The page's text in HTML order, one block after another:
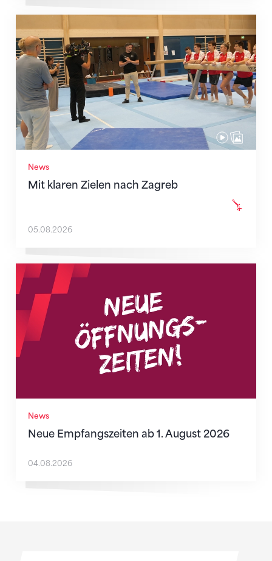
News
Mit klaren Zielen nach Zagreb
Mit klaren Zielen nach Zagreb
05.08.2026
News
Neue Empfangszeiten ab 1. August 2026
Neue Empfangszeiten ab 1. August 2026
04.08.2026